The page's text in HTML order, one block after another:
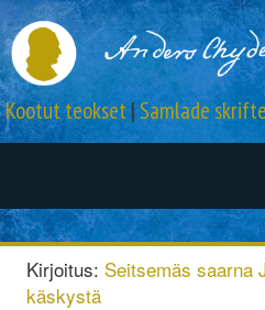
Kootut teokset|Samlade
Kirjoitus: Seitsemäs saarna
käskystä